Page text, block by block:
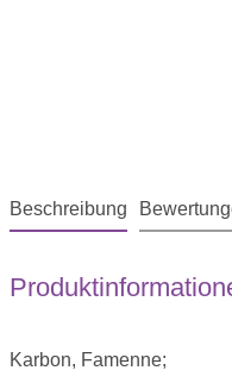
Beschreibung
Karbon, Famenne;